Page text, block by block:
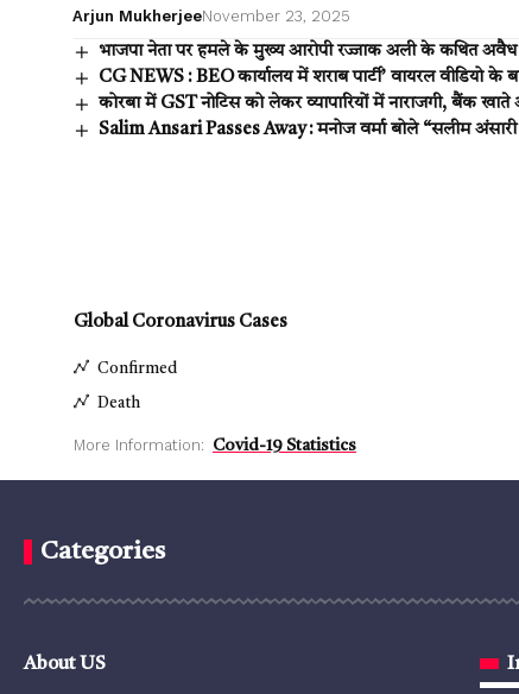
Arjun MukherjeeNovember 23, 2025
भाजपा नेता पर हमले के मुख्य आरोपी रज्जाक अली के कथित अवैध
CG NEWS : BEO कार्यालय में शराब पार्टी’ वायरल वीडियो के
कोरबा में GST नोटिस को लेकर व्यापारियों में नाराजगी, बैंक
Salim Ansari Passes Away : मनोज वर्मा बोले “सलीम अंसारी
Global Coronavirus Cases
Confirmed
Death
More Information: Covid-19 Statistics
Categories
About US